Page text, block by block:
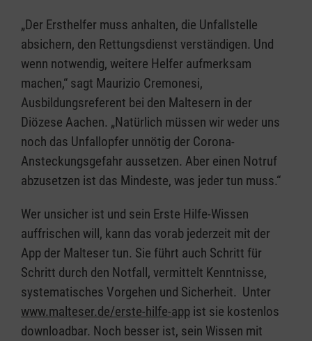
„Der Ersthelfer muss anhalten, die Unfallstelle
absichern, den Rettungsdienst verständigen. Und
wenn notwendig, weitere Helfer aufmerksam
machen,“ sagt Maurizio Cremonesi,
Ausbildungsreferent bei den Maltesern in der
Diözese Aachen. „Natürlich müssen wir weder uns
noch das Unfallopfer unnötig der Corona-
Ansteckungsgefahr aussetzen. Aber einen Notruf
abzusetzen ist das Mindeste, was jeder tun muss.“
Wer unsicher ist und sein Erste Hilfe-Wissen
auffrischen will, kann das vorab jederzeit mit der
App der Malteser tun. Sie führt auch Schritt für
Schritt durch den Notfall, vermittelt Kenntnisse,
systematisches Vorgehen und Sicherheit. Unter
www.malteser.de/erste-hilfe-app ist sie kostenlos
downloadbar. Noch besser ist, sein Wissen mit